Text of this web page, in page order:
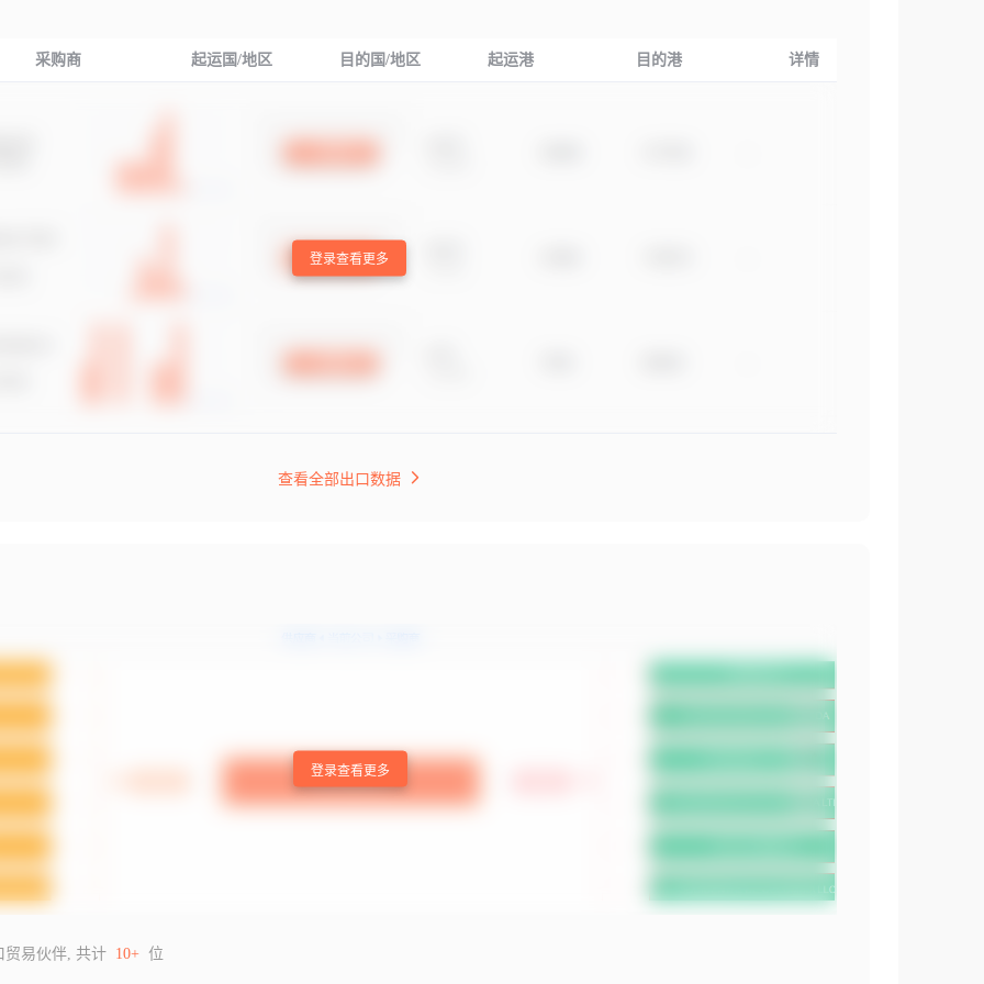
采购商 起运国/地区 目的国/地区 起运港 目的港 详情
登录查看更多
查看全部出口数据
登录查看更多
贸易伙伴, 共计 10+ 位